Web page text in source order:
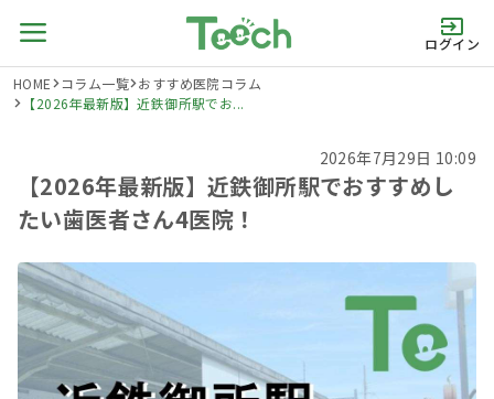
ログイン
HOME コラム一覧 おすすめ医院コラム
【2026年最新版】近鉄御所駅でお...
2026年7月29日 10:09
【2026年最新版】近鉄御所駅でおすすめし
たい歯医者さん4医院！